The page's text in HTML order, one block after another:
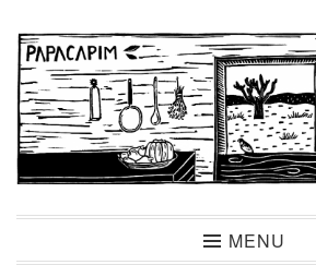
para
conteúdo
PapacapimMENU